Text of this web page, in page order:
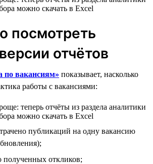
посмотреть
отчётов
по вакансиям» показывает, насколько
работы с вакансиями:
публикаций на одну вакансию
полученных откликов;